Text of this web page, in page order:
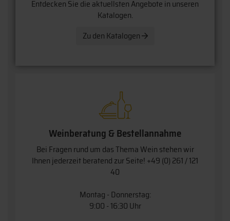
Entdecken Sie die aktuellsten Angebote in unseren
Katalogen.
Zu den Katalogen
Weinberatung & Bestellannahme
Bei Fragen rund um das Thema Wein stehen wir
Ihnen jederzeit beratend zur Seite! +49 (0) 261 / 121
40
Montag - Donnerstag:
9:00 - 16:30 Uhr